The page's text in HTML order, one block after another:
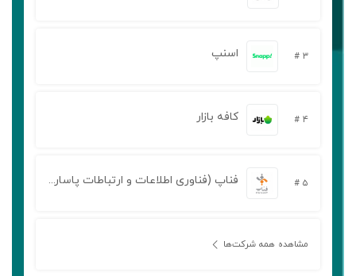
۳ # اسنپ
۴ # کافه بازار
۵ # فناپ (فناوری اطلاعات و ارتباطات پاسارگاد آریان)
مشاهده همه شرکت‌ها